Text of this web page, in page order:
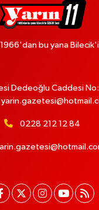
bu yana
Dedeoğlu Caddesi
0228 212 12 84